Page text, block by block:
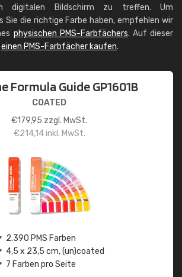
digitalen Bildschirm zu treffen. Um
Sie die richtige Farbe haben, empfehlen wir
physischen PMS-Farbfächers. Auf dieser
einen PMS-Farbfächer kaufen.
Formula Guide GP1601B
COATED
€179,95 zzgl. MwSt.
€214,14inkl. MwSt.
2.390 PMS Farben
4,5 x 23,5 cm, (un)coated
7 Farben pro Seite